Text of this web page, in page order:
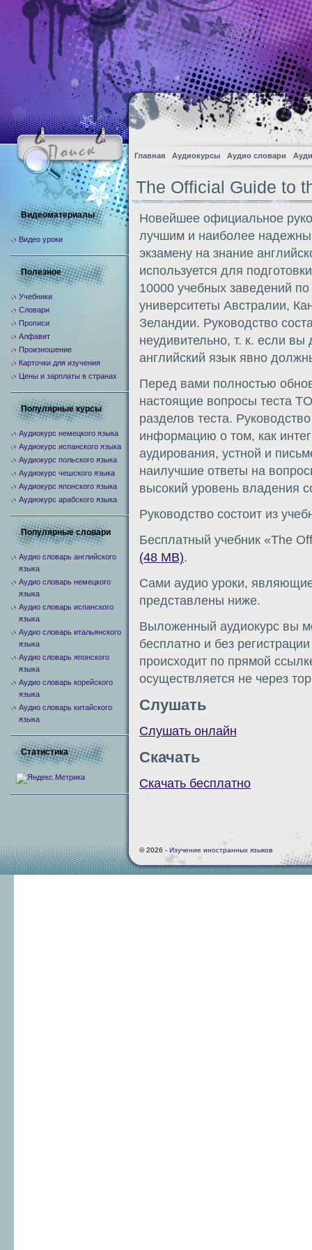
Главная Аудиокурсы Аудио словари
The Official Guide to
Новейшее официальное
лучшим и наиболее
экзамену на знание
используется для
10000 учебных заведений
университеты Австралии,
Зеландии. Руководство
неудивительно, т. к. если
английский язык явно
Перед вами полностью
настоящие вопросы теста
разделов теста.
информацию о том, как
аудирования, устной и
наилучшие ответы на
высокий уровень владения
Руководство состоит из
Бесплатный учебник «The
(48 MB).
Сами аудио уроки,
представлены ниже.
Выложенный аудиокурс вы
бесплатно и без
происходит по прямой
осуществляется не через
Слушать
Слушать онлайн
Скачать
Скачать бесплатно
Видеоматериалы
Видео уроки
Полезное
Учебники
Словари
Прописи
Алфавит
Произношение
Карточки для изучения
Цены и зарплаты в странах
Популярные курсы
Аудиокурс немецкого языка
Аудиокурс испанского языка
Аудиокурс польского языка
Аудиокурс чешского языка
Аудиокурс японского языка
Аудиокурс арабского языка
Популярные словари
Аудио словарь английского
языка
Аудио словарь немецкого
языка
Аудио словарь испанского
языка
Аудио словарь итальянского
языка
Аудио словарь японского
языка
Аудио словарь корейского
языка
Аудио словарь китайского
языка
Статистика
© 2026 - Изучение иностранных языков